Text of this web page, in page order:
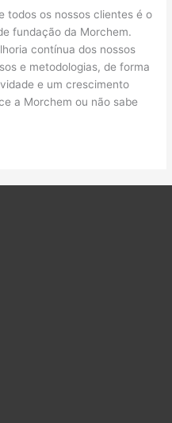
todos os nossos clientes é o
fundação da Morchem.
contínua dos nossos
e metodologias, de forma
e um crescimento
a Morchem ou não sabe